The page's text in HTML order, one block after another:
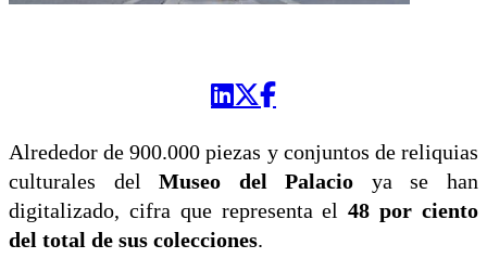
Alrededor de 900.000 piezas y conjuntos de reliquias
culturales delMuseo del Palacio ya se han
digitalizado, cifra que representa el 48 por ciento
del total de sus colecciones.